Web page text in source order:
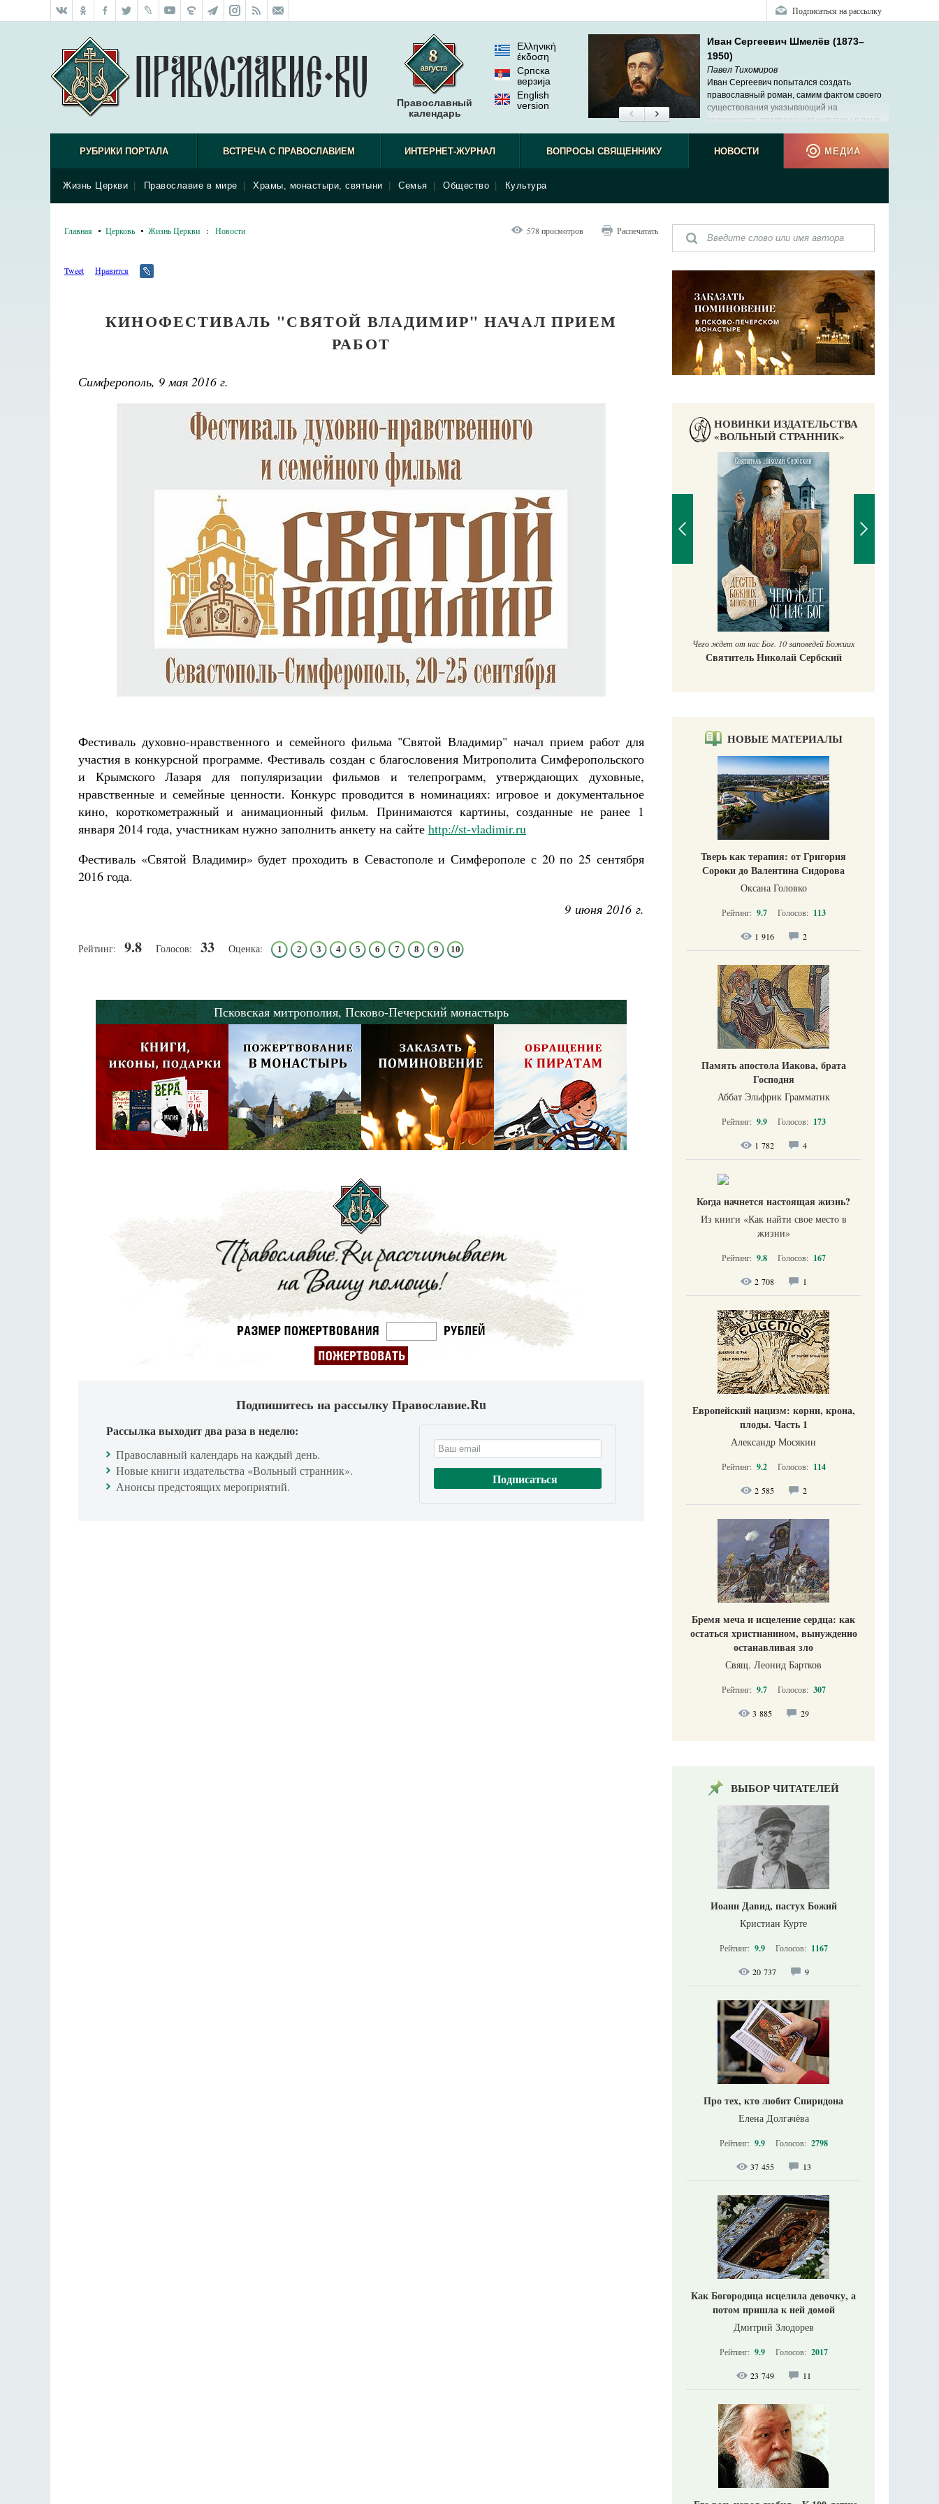
Подписаться на рассылку
Православный
календарь
Ελληνική
έκδοση
Српска
верзиjа
English
version
Иван Сергеевич Шмелёв (1873–
1950)
Павел Тихомиров
Иван Сергеевич попытался создать
православный роман, самим фактом своего
существования указывающий на
возможность возвращения культуры в лоно
Церкви.
РУБРИКИ ПОРТАЛА ВСТРЕЧА С ПРАВОСЛАВИЕМ ИНТЕРНЕТ-ЖУРНАЛ ВОПРОСЫ СВЯЩЕННИКУ НОВОСТИ
Жизнь Церкви Православие в мире Храмы, монастыри, святыни Семья Общество Культура
МЕДИА
Главная Церковь Жизнь Церкви : Новости 578 просмотров Распечатать
Tweet Нравится
КИНОФЕСТИВАЛЬ "СВЯТОЙ ВЛАДИМИР" НАЧАЛ ПРИЕМ
РАБОТ
Симферополь, 9 мая 2016 г.
Фестиваль духовно-нравственного и семейного фильма "Святой Владимир" начал прием работ для
участия в конкурсной программе. Фестиваль создан с благословения Митрополита Симферопольского
и Крымского Лазаря для популяризации фильмов и телепрограмм, утверждающих духовные,
нравственные и семейные ценности. Конкурс проводится в номинациях: игровое и документальное
кино, короткометражный и анимационный фильм. Принимаются картины, созданные не ранее 1
января 2014 года, участникам нужно заполнить анкету на сайте http://st-vladimir.ru
Фестиваль «Святой Владимир» будет проходить в Севастополе и Симферополе с 20 по 25 сентября
2016 года.
9 июня 2016 г.
Рейтинг: 9.8 Голосов: 33 Оценка: 1 2 3 4 5 6 7 8 9 10
Псковская митрополия, Псково-Печерский монастырь
Подпишитесь на рассылку Православие.Ru
Рассылка выходит два раза в неделю:
Православный календарь на каждый день.
Новые книги издательства «Вольный странник».
Анонсы предстоящих мероприятий.
НОВИНКИ ИЗДАТЕЛЬСТВА
«ВОЛЬНЫЙ СТРАННИК»
Разлуки не будет
Как найти своё место в жизни
Кирилл Мурышев
Великомученик Георгий Победоносец. Научись у
Чего ждет от нас Бог. 10 заповедей Божиих
Святитель Николай Сербский
НОВЫЕ МАТЕРИАЛЫ
Тверь как терапия: от Григория
Сороки до Валентина Сидорова
Оксана Головко
Рейтинг: 9.7 Голосов: 113
1 916 2
Память апостола Иакова, брата
Господня
Аббат Эльфрик Грамматик
Рейтинг: 9.9 Голосов: 173
1 782 4
Когда начнется настоящая жизнь?
Из книги «Как найти свое место в
жизни​»
Рейтинг: 9.8 Голосов: 167
2 708 1
Европейский нацизм: корни, крона,
плоды. Часть 1
Александр Мосякин
Рейтинг: 9.2 Голосов: 114
2 585 2
Бремя меча и исцеление сердца: как
остаться христианином, вынужденно
останавливая зло
Свящ. Леонид Бартков
Рейтинг: 9.7 Голосов: 307
3 885 29
ВЫБОР ЧИТАТЕЛЕЙ
Иоанн Давид, пастух Божий
Кристиан Курте
Рейтинг: 9.9 Голосов: 1167
20 737 9
Про тех, кто любит Спиридона
Елена Долгачёва
Рейтинг: 9.9 Голосов: 2798
37 455 13
Как Богородица исцелила девочку, а
потом пришла к ней домой
Дмитрий Злодорев
Рейтинг: 9.9 Голосов: 2017
23 749 11